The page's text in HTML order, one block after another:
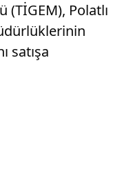
Polatlı
satışa